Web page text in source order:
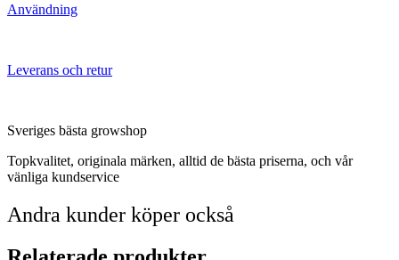
Användning
Leverans och retur
Sveriges bästa growshop
Topkvalitet, originala märken, alltid de bästa priserna, och vår
vänliga kundservice
Andra kunder köper också